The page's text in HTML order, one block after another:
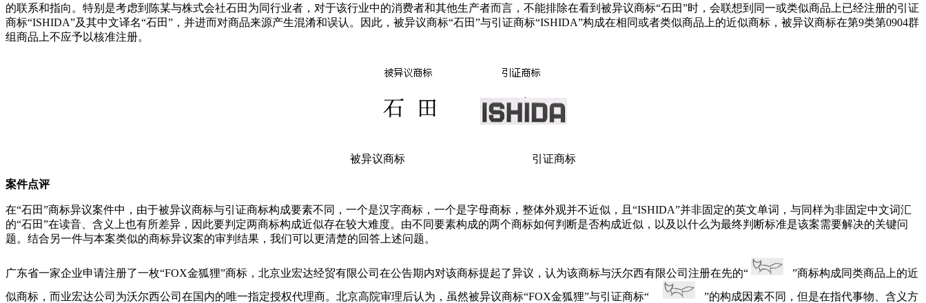
的联系和指向。特别是考虑到陈某与株式会社石田为同行业者，对于该行业中的消费者和其他生产者而言，不能排除在看到被异议商标“石田”时，会联想到同一或类似商品上已经注册的引证
商标“ISHIDA”及其中文译名“石田”，并进而对商品来源产生混淆和误认。因此，被异议商标“石田”与引证商标“ISHIDA”构成在相同或者类似商品上的近似商标，被异议商标在第9类第0904群
组商品上不应予以核准注册。
被异议商标 引证商标
案件点评
在“石田”商标异议案件中，由于被异议商标与引证商标构成要素不同，一个是汉字商标，一个是字母商标，整体外观并不近似，且“ISHIDA”并非固定的英文单词，与同样为非固定中文词汇
的“石田”在读音、含义上也有所差异，因此要判定两商标构成近似存在较大难度。由不同要素构成的两个商标如何判断是否构成近似，以及以什么为最终判断标准是该案需要解决的关键问
题。结合另一件与本案类似的商标异议案的审判结果，我们可以更清楚的回答上述问题。
广东省一家企业申请注册了一枚“FOX金狐狸”商标，北京业宏达经贸有限公司在公告期内对该商标提起了异议，认为该商标与沃尔西有限公司注册在先的“
”商标构成同类商品上的近
似商标，而业宏达公司为沃尔西公司在国内的唯一指定授权代理商。北京高院审理后认为，虽然被异议商标“FOX金狐狸”与引证商标“
”的构成因素不同，但是在指代事物、含义方